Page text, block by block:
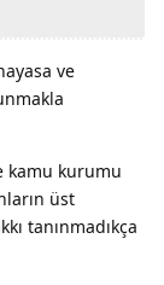
ve
kamu kurumu
üst
tanınmadıkça